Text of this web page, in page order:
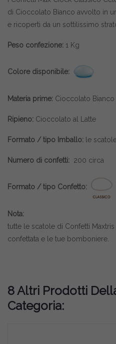
di Cioccolato Bianco avvolto in
e ricoperti da un sottilissimo
Peso confezione: 1 Kg
Colore disponibile:
Materia prime: Cioccolato Bianco
Ripieno: Cioccolato al Latte
Formato / tipo Imballo: le
Numero di confetti: 200 circa
Formato / tipo Confetto:
Nota:
tutte le scatole di Confetti Maxtris
confettata e le tue bomboniere.
8 Altri Prodotti
Categoria: